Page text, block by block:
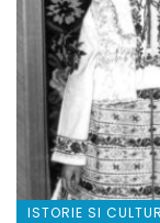
ISTORIE SI